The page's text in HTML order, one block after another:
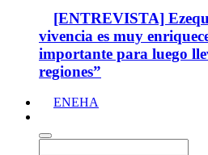
[ENTREVISTA]
vivencia es muy
importante para luego
regiones”
ENEHA